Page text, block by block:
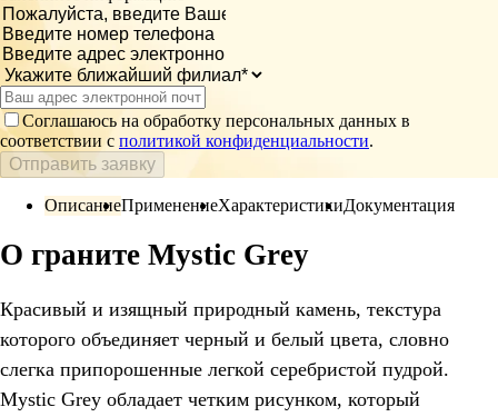
Соглашаюсь на обработку персональных данных в
соответствии с политикой конфиденциальности.
Отправить заявку
ОписаниеПрименениеХарактеристикиДокументация
О граните Mystic Grey
Красивый и изящный природный камень, текстура
которого объединяет черный и белый цвета, словно
слегка припорошенные легкой серебристой пудрой.
Mystic Grey обладает четким рисунком, который